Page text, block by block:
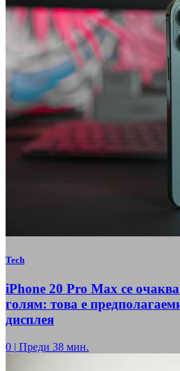
Tech
iPhone 20 Pro Max се
голям: това е
дисплея
0 | Преди 38 мин.